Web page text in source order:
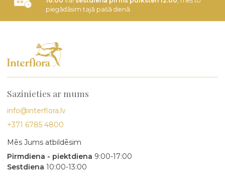
piegādāsim tajā pašā dienā.
Sazinieties ar mums
info@interflora.lv
+371 6785 4800
Mēs Jums atbildēsim
Pirmdiena - piektdiena 9:00-17:00
Sestdiena 10:00-13:00